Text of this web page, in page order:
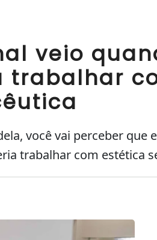
veio
trabalhar
você vai perceber que
trabalhar com estética